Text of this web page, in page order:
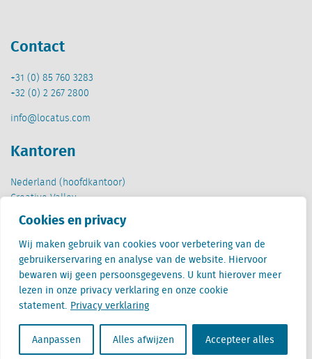
Cookies en privacy
Wij maken gebruik van cookies voor verbetering van de
gebruikerservaring en analyse van de website. Hiervoor
bewaren wij geen persoonsgegevens. U kunt hierover meer
lezen in onze privacy verklaring en onze cookie
statement. Privacy verklaring
Aanpassen Alles afwijzen Accepteer alles
Contact
+31 (0) 85 760 3283
+32 (0) 2 267 2800
info@locatus.com
Kantoren
Nederland (hoofdkantoor)
Creative Valley
Stationsplein 32
3511 ED Utrecht
België
Cantersteen 47
1000 Brussel